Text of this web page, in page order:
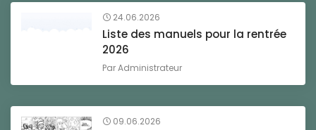
24.06.2026
Liste des manuels pour la rentrée
2026
ParAdministrateur
09.06.2026